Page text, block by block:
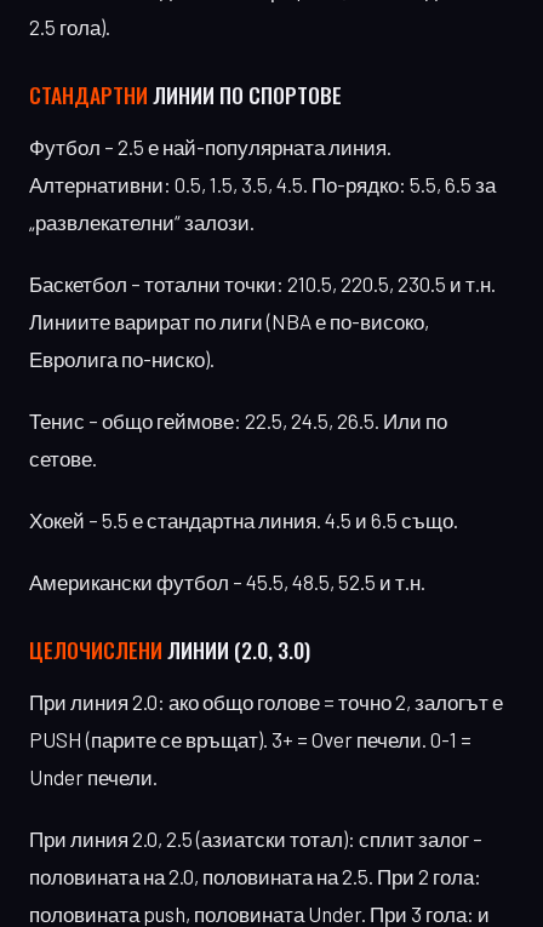
2.5 гола).
СТАНДАРТНИЛИНИИ ПО СПОРТОВЕ
Футбол – 2.5 е най-популярната линия.
Алтернативни: 0.5, 1.5, 3.5, 4.5. По-рядко: 5.5, 6.5 за
„развлекателни“ залози.
Баскетбол – тотални точки: 210.5, 220.5, 230.5 и т.н.
Линиите варират по лиги (NBA е по-високо,
Евролига по-ниско).
Тенис – общо геймове: 22.5, 24.5, 26.5. Или по
сетове.
Хокей – 5.5 е стандартна линия. 4.5 и 6.5 също.
Американски футбол – 45.5, 48.5, 52.5 и т.н.
ЦЕЛОЧИСЛЕНИЛИНИИ (2.0, 3.0)
При линия 2.0: ако общо голове = точно 2, залогът е
PUSH (парите се връщат). 3+ = Over печели. 0-1 =
Under печели.
При линия 2.0, 2.5 (азиатски тотал): сплит залог –
половината на 2.0, половината на 2.5. При 2 гола:
половината push, половината Under. При 3 гола: и